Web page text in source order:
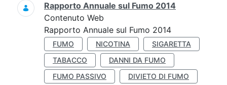
Rapporto Annuale sul Fumo 2014
Contenuto Web
Rapporto Annuale sul Fumo 2014
FUMO NICOTINA
SIGARETTA
TABACCO
DANNI DA FUMO
FUMO PASSIVO
DIVIETO DI FUMO